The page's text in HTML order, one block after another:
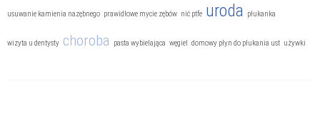
usuwanie kamienia nazębnego prawidłowe mycie zębów nić ptfe uroda płukanka
wizyta u dentysty choroba pasta wybielająca węgiel domowy płyn do płukania ust używki